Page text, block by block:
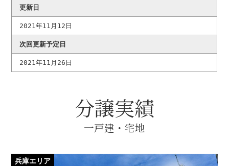
更新日
2021年11月12日
次回更新予定日
2021年11月26日
分譲実績
一戸建・宅地
兵庫エリア